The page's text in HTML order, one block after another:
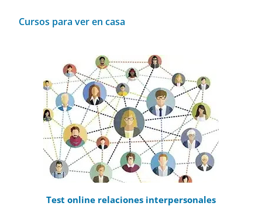
Cursos para ver en casa
Test online relaciones interpersonales